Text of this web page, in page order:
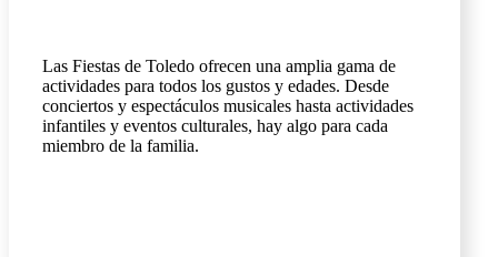
Las Fiestas de Toledo ofrecen una amplia gama de
actividades para todos los gustos y edades. Desde
conciertos y espectáculos musicales hasta actividades
infantiles y eventos culturales, hay algo para cada
miembro de la familia.